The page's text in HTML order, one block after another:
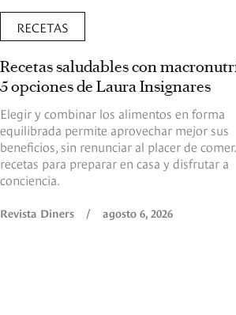
RECETAS
Recetas saludables con
5 opciones de Laura Insignares
Elegir y combinar los alimentos en forma
equilibrada permite aprovechar mejor sus
beneficios, sin renunciar al placer de
recetas para preparar en casa y disfrutar a
conciencia.
Revista Diners / agosto 6, 2026